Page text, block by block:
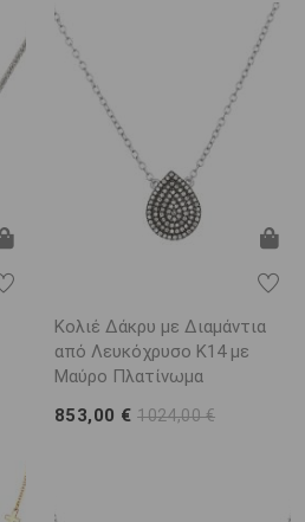
Κολιέ Δάκρυ με Διαμάντια
από Λευκόχρυσο K14 με
Μαύρο Πλατίνωμα
853,00 €1024,00 €